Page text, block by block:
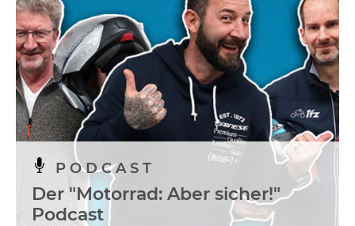
PODCAST
Der "Motorrad: Aber sicher!"
Podcast